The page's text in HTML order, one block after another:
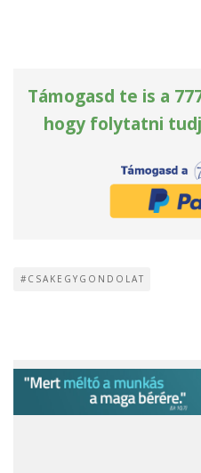
Támogasd te is a
hogy folytatni
#CSAKEGYGONDOLAT